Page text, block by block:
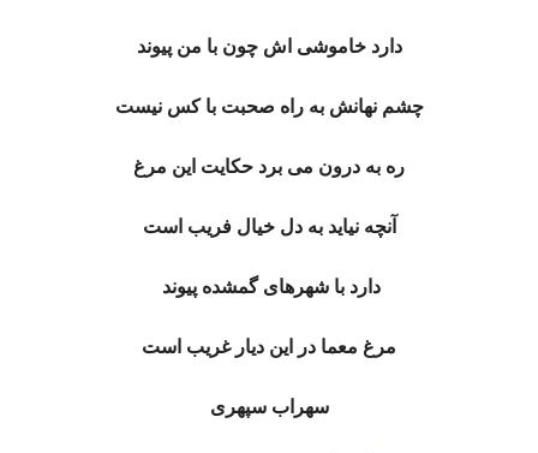
دارد خاموشی اش چون با من پیوند
چشم نهانش به راه صحبت با کس نیست
ره به درون می برد حکایت این مرغ
آنچه نیاید به دل خیال فریب است
دارد با شهرهای گمشده پیوند
مرغ معما در این دیار غریب است
سهراب سپهری